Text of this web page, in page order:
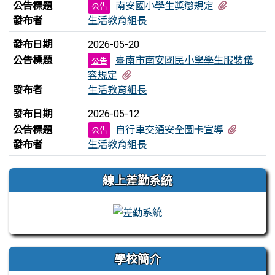
公告標題 公告 南安國小學生獎懲規定
發布者
生活教育組長
發布日期
2026-05-20
公告標題 公告
臺南市南安國民小學學生服裝儀
容規定
發布者
生活教育組長
發布日期
2026-05-12
公告標題 公告 自行車交通安全圖卡宣導
發布者
生活教育組長
左邊區域內容 線上差勤系統
學校簡介